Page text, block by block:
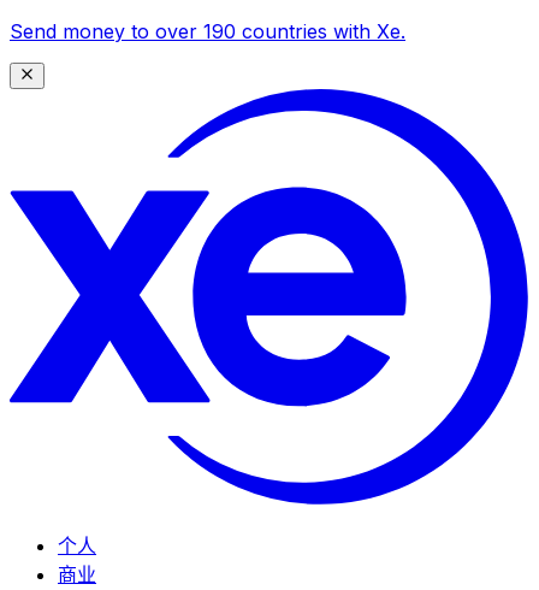
Send money to over 190 countries with Xe.
个人
商业